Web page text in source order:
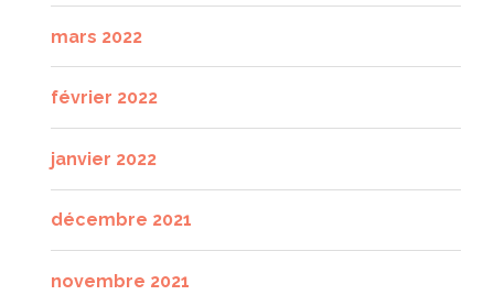
mars 2022
février 2022
janvier 2022
décembre 2021
novembre 2021